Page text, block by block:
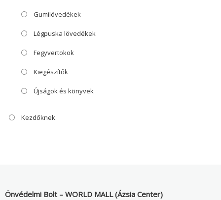
Gumilövedékek
Légpuska lövedékek
Fegyvertokok
Kiegészítők
Újságok és könyvek
Kezdőknek
Önvédelmi Bolt – WORLD MALL (Ázsia Center)